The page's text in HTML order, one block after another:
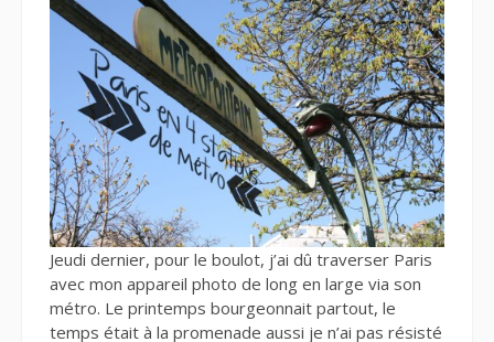
Jeudi dernier, pour le boulot, j’ai dû traverser Paris
avec mon appareil photo de long en large via son
métro. Le printemps bourgeonnait partout, le
temps était à la promenade aussi je n’ai pas résisté